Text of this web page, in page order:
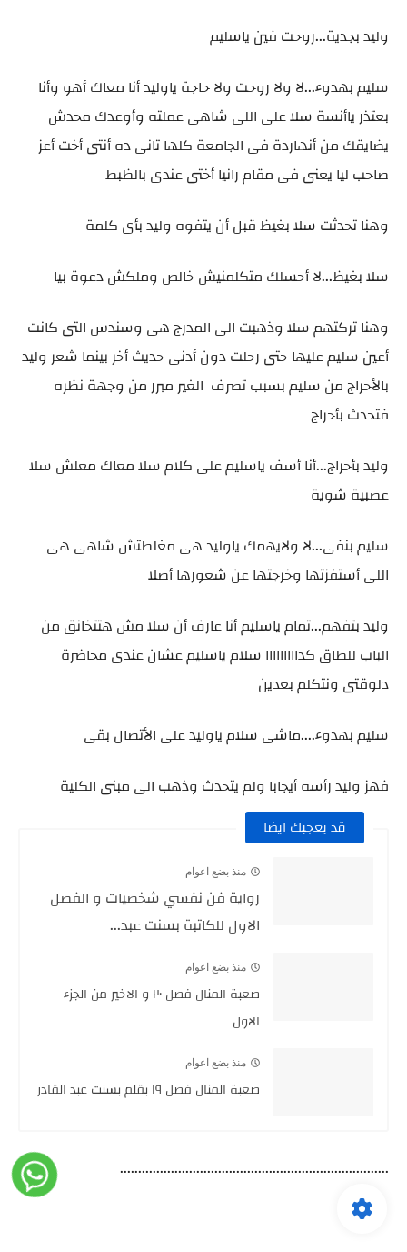
وليد بجدية...روحت فين ياسليم
سليم بهدوء...لا ولا روحت ولا حاجة ياوليد أنا معاك أهو وأنا
بعتذر ياأنسة سلا على اللى شاهى عملته وأوعدك محدش
يضايقك من أنهاردة فى الجامعة كلها تانى ده أنتى أخت أعز
صاحب ليا يعنى فى مقام رانيا أختى عندى بالظبط
وهنا تحدثت سلا بغيظ قبل أن يتفوه وليد بأى كلمة
سلا بغيظ...لا أحسلك متكلمنيش خالص وملكش دعوة بيا
وهنا تركتهم سلا وذهبت الى المدرج هى وسندس التى كانت
أعين سليم عليها حتى رحلت دون أدنى حديث أخر بينما شعر وليد
بالأحراج من سليم بسبب تصرف الغير مبرر من وجهة نظره
فتحدث بأحراج
وليد بأحراج...أنا أسف ياسليم على كلام سلا معاك معلش سلا
عصبية شوية
سليم بنفى...لا ولايهمك ياوليد هى مغلطتش شاهى هى
اللى أستفزتها وخرجتها عن شعورها أصلا
وليد بتفهم...تمام ياسليم أنا عارف أن سلا مش هتتخانق من
الباب للطاق كدااااااااا سلام ياسليم عشان عندى محاضرة
دلوقتى ونتكلم بعدين
سليم بهدوء....ماشى سلام ياوليد على الأتصال بقى
فهز وليد رأسه أيجابا ولم يتحدث وذهب الى مبنى الكلية
قد يعجبك ايضا
منذ بضع اعوام
رواية فن نفسي شخصيات و الفصل
الاول للكاتبة بسنت عبد...
منذ بضع اعوام
صعبة المنال فصل ٢٠ و الاخير من الجزء
الاول
منذ بضع اعوام
صعبة المنال فصل ١٩ بقلم بسنت عبد القادر
..........................................................................